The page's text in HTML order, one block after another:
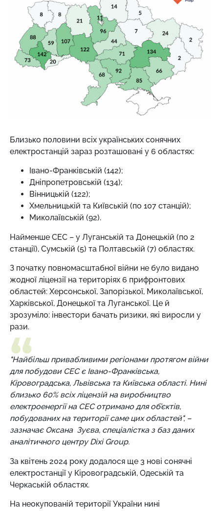
Близько половини всіх українських сонячних
електростанцій зараз розташовані у 6 областях:
Івано-Франківській (142);
Дніпропетровській (134);
Вінницькій (122);
Хмельницькій та Київській (по 107 станцій);
Миколаївській (92).
Найменше СЕС – у Луганській та Донецькій (по 2
станції), Сумській (5) та Полтавській (7) областях.
З початку повномасштабної війни не було видано
жодної ліцензії на територіях 6 прифронтових
областей: Херсонської, Запорізької, Миколаївської,
Харківської, Донецької та Луганської. Це й
зрозуміло: інвестори бачать ризики, які виросли у
рази.
"Найбільш привабливими регіонами протягом війни
для побудови СЕС є Івано-Франківська,
Кіровоградська, Львівська та Київська області. Нині
близько 60% всіх ліцензій на виробництво
електроенергії на СЕС отримано для об’єктів,
побудованих на території саме цих областей", –
зазначає Оксана Зуєва, спеціалістка з баз даних
аналітичного центру Dixi Group.
За квітень 2024 року додалося ще 3 нові сонячні
електростанції у Кіровоградській, Одеській та
Черкаській областях.
На неокупованій території України нині